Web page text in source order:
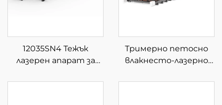
12035SN4 Тежък
лазерен апарат за
влакно с четири
Тримерно петосно
влакнесто-лазерно
рязане